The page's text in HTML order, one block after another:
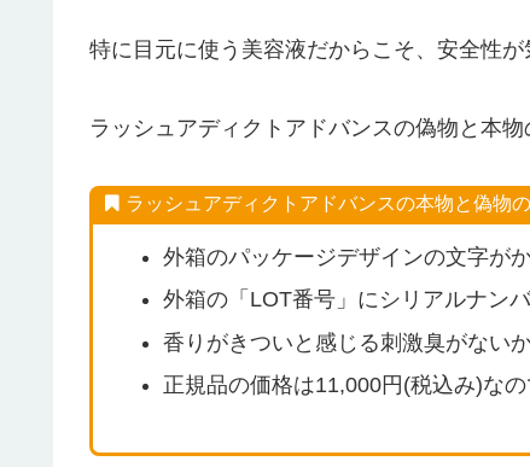
特に目元に使う美容液だからこそ、安全性が
ラッシュアディクトアドバンスの偽物と本物
ラッシュアディクトアドバンスの本物と偽物
外箱のパッケージデザインの文字が
外箱の「LOT番号」にシリアルナン
香りがきついと感じる刺激臭がない
正規品の価格は11,000円(税込み)な